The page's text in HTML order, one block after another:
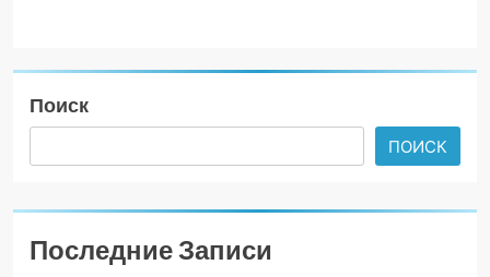
Поиск
ПОИСК
Последние Записи